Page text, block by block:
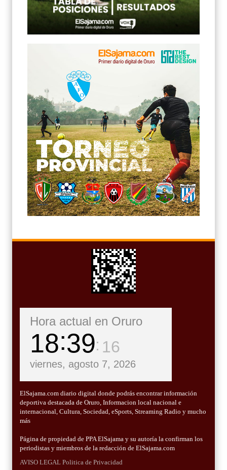
Hora actual en Oruro
18 39 17
viernes, agosto 7, 2026
ElSajama.com diario digital donde podrás encontrar información
deportiva destacada de Oruro, Informacion local nacional e
internacional, Cultura, Sociedad, eSports, Streaming Radio y mucho
más
Página de propiedad de PPA ElSajama y su autoría la confirman los
periodistas y miembros de la redacción de ElSajama.com
AVISO LEGAL Politica de Privacidad